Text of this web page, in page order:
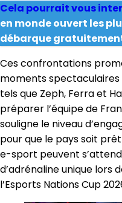
Cela pourrait vous
en monde ouvert les
débarque
Ces confrontations
moments spectaculaires
tels que Zeph, Ferra et
préparer l’équipe de
souligne le niveau
pour que le pays soit
e-sport peuvent
d’adrénaline unique
l’Esports Nations Cup